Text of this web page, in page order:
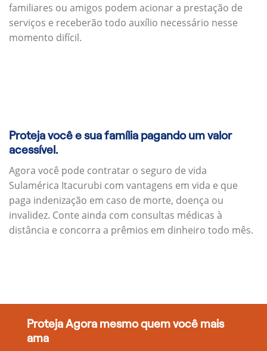
familiares ou amigos podem acionar a prestação de
serviços e receberão todo auxílio necessário nesse
momento difícil.
Proteja você e sua família pagando um valor
acessível.
Agora você pode contratar o seguro de vida
Sulamérica Itacurubi com vantagens em vida e que
paga indenização em caso de morte, doença ou
invalidez. Conte ainda com consultas médicas à
distância e concorra a prêmios em dinheiro todo mês.
Proteja Agora mesmo quem você mais
ama